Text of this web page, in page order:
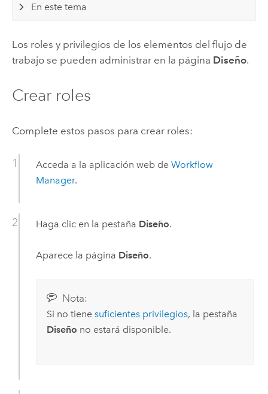
En este tema
Los roles y privilegios de los elementos del flujo de
trabajo se pueden administrar en la página Diseño.
Crear roles
Complete estos pasos para crear roles:
Acceda a la aplicación web de Workflow
Manager.
Haga clic en la pestaña Diseño.
Aparece la página Diseño.
Nota:
Si no tiene suficientes privilegios, la pestaña
Diseño no estará disponible.